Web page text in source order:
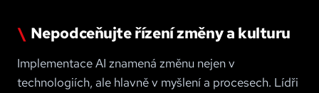
Nepodceňujte řízení změny a kulturu
Implementace AI znamená změnu nejen v
technologiích, ale hlavně v myšlení a procesech. Lídři